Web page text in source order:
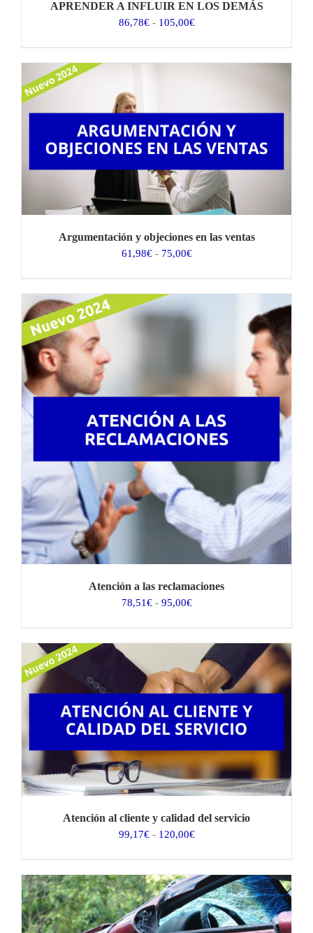
APRENDER A INFLUIR EN LOS DEMÁS
86,78€ - 105,00€Rango
105,00€
Argumentación y objeciones en las ventas
61,98€ - 75,00€Rango
61,98€
Atención a las reclamaciones
78,51€ - 95,00€Rango
desde
78,51€
hasta
95,00€
Atención al cliente y calidad del servicio
99,17€ - 120,00€Rango
desde
99,17€
hasta
120,00€